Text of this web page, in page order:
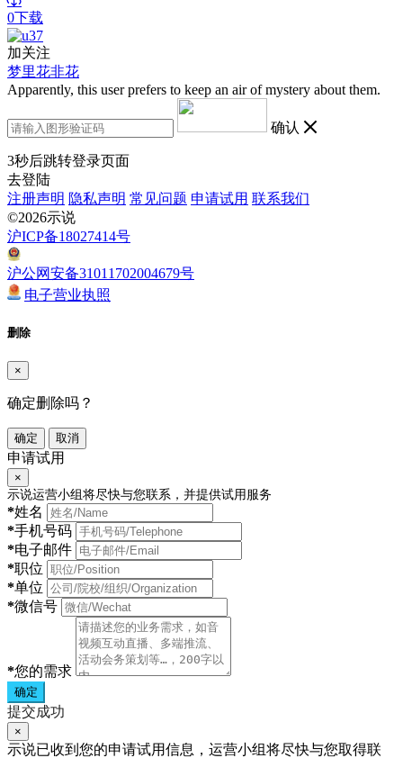
0下载
加关注
梦里花非花
Apparently, this user prefers to keep an air of mystery about them.
确认
3秒后跳转登录页面
去登陆
注册声明 隐私声明 常见问题 申请试用 联系我们
©2026示说
沪ICP备18027414号
沪公网安备31011702004679号
电子营业执照
删除
×
确定删除吗？
确定 取消
申请试用
×
示说运营小组将尽快与您联系，并提供试用服务
*姓名
*手机号码
*电子邮件
*职位
*单位
*微信号
*您的需求
确定
提交成功
×
示说已收到您的申请试用信息，运营小组将尽快与您取得联